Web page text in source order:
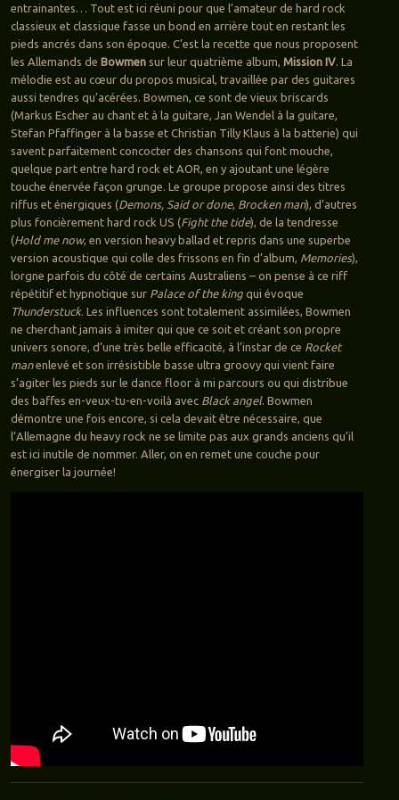
entrainantes… Tout est ici réuni pour que l’amateur de hard rock
classieux et classique fasse un bond en arrière tout en restant les
pieds ancrés dans son époque. C’est la recette que nous proposent
les Allemands de Bowmen sur leur quatrième album, Mission IV. La
mélodie est au cœur du propos musical, travaillée par des guitares
aussi tendres qu’acérées. Bowmen, ce sont de vieux briscards
(Markus Escher au chant et à la guitare, Jan Wendel à la guitare,
Stefan Pfaffinger à la basse et Christian Tilly Klaus à la batterie) qui
savent parfaitement concocter des chansons qui font mouche,
quelque part entre hard rock et AOR, en y ajoutant une légère
touche énervée façon grunge. Le groupe propose ainsi des titres
riffus et énergiques (Demons, Said or done, Brocken man), d’autres
plus foncièrement hard rock US (Fight the tide), de la tendresse
(Hold me now, en version heavy ballad et repris dans une superbe
version acoustique qui colle des frissons en fin d’album, Memories),
lorgne parfois du côté de certains Australiens – on pense à ce riff
répétitif et hypnotique sur Palace of the kingqui évoque
Thunderstuck. Les influences sont totalement assimilées, Bowmen
ne cherchant jamais à imiter qui que ce soit et créant son propre
univers sonore, d’une très belle efficacité, à l’instar de ce Rocket
manenlevé et son irrésistible basse ultra groovy qui vient faire
s’agiter les pieds sur le dance floor à mi parcours ou qui distribue
des baffes en-veux-tu-en-voilà avec Black angel. Bowmen
démontre une fois encore, si cela devait être nécessaire, que
l’Allemagne du heavy rock ne se limite pas aux grands anciens qu’il
est ici inutile de nommer. Aller, on en remet une couche pour
énergiser la journée!